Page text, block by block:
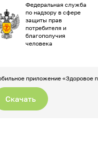
Федеральная служба
по надзору в сфере
защиты прав
потребителя и
благополучия
человека
приложение «Здоровое
Скачать